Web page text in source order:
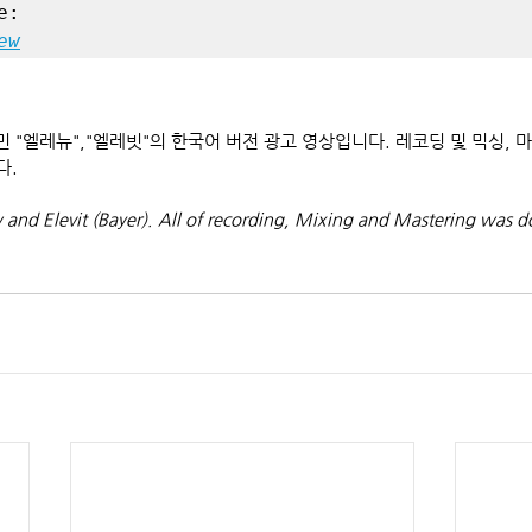
"엘레뉴","엘레빗"의 한국어 버전 광고 영상입니다. 레코딩 및 믹싱,
.
and Elevit (Bayer). All of recording, Mixing and Mastering was